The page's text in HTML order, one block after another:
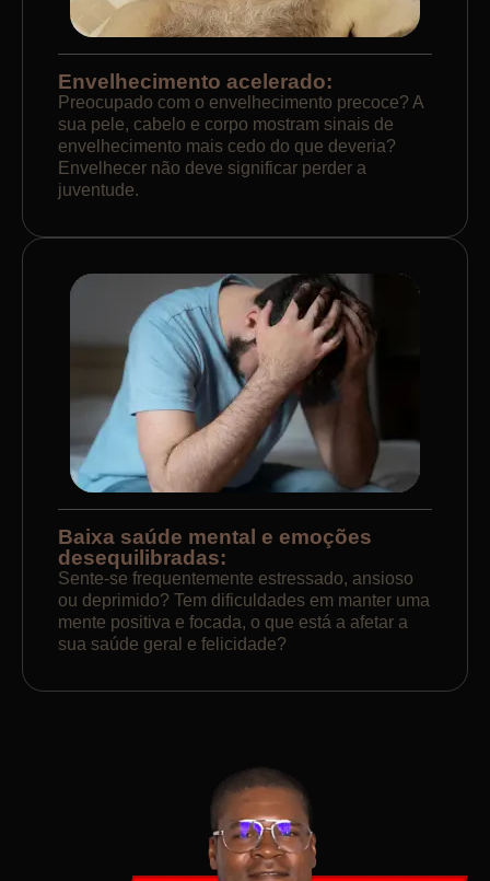
Envelhecimento acelerado:
Preocupado com o envelhecimento precoce? A
sua pele, cabelo e corpo mostram sinais de
envelhecimento mais cedo do que deveria?
Envelhecer não deve significar perder a
juventude.
Baixa saúde mental e emoções
desequilibradas:
Sente-se frequentemente estressado, ansioso
ou deprimido? Tem dificuldades em manter uma
mente positiva e focada, o que está a afetar a
sua saúde geral e felicidade?